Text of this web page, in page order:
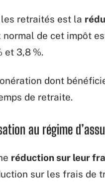
retraités est la
normal de cet impôt
et 3,8 %.
dont
de retraite.
au régime
réduction sur leur
sur les frais de